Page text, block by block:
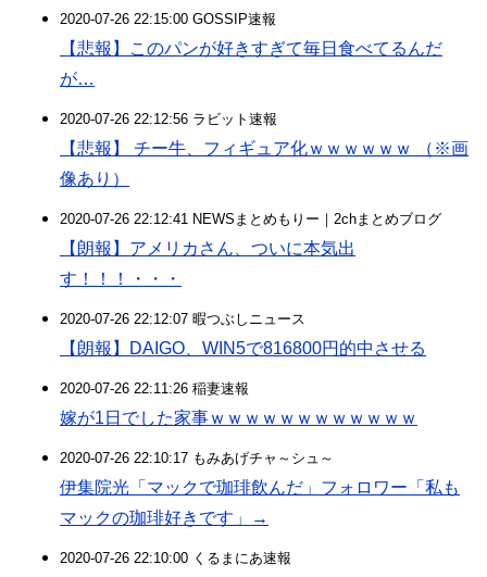
2020-07-26 22:15:00 GOSSIP速報
【悲報】このパンが好きすぎて毎日食べてるんだ
が…
2020-07-26 22:12:56 ラビット速報
【悲報】 チー牛、フィギュア化ｗｗｗｗｗｗ （※画
像あり）
2020-07-26 22:12:41 NEWSまとめもりー｜2chまとめブログ
【朗報】アメリカさん、ついに本気出
す！！！・・・
2020-07-26 22:12:07 暇つぶしニュース
【朗報】DAIGO、WIN5で816800円的中させる
2020-07-26 22:11:26 稲妻速報
嫁が1日でした家事ｗｗｗｗｗｗｗｗｗｗｗｗ
2020-07-26 22:10:17 もみあげチャ～シュ～
伊集院光「マックで珈琲飲んだ」フォロワー「私も
マックの珈琲好きです」→
2020-07-26 22:10:00 くるまにあ速報